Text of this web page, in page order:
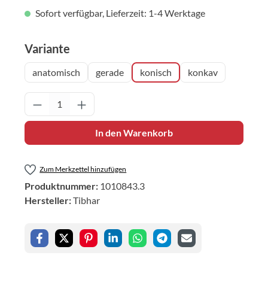
Sofort verfügbar, Lieferzeit: 1-4 Werktage
Variante
anatomisch gerade konisch konkav
Produkt Anzahl: Gib den gewünschten
In den Warenkorb
Zum Merkzettel hinzufügen
Produktnummer: 1010843.3
Hersteller:Tibhar